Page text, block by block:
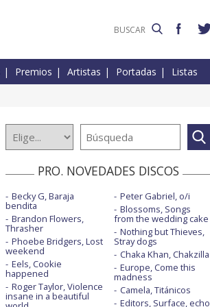
Premios Artistas Portadas Listas
PRO. NOVEDADES DISCOS
Becky G, Baraja
bendita
Brandon Flowers,
Thrasher
Phoebe Bridgers, Lost
weekend
Eels, Cookie
happened
Roger Taylor, Violence
insane in a beautiful
Peter Gabriel, o/i
Blossoms, Songs
from the wedding cake
Nothing but Thieves,
Stray dogs
Chaka Khan, Chakzilla
Europe, Come this
madness
Camela, Titánicos
Editors, Surface, echo